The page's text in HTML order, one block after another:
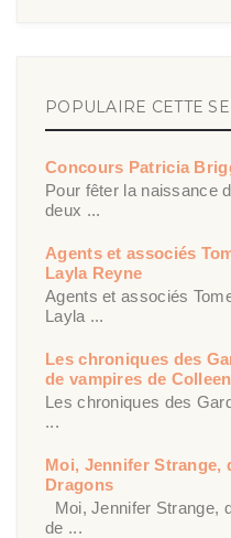
POPULAIRE CETTE
Concours Patricia
Pour fêter la naissance
deux ...
Agents et associés
Layla Reyne
Agents et associés
Layla ...
Les chroniques des
de vampires de
Les chroniques des
...
Moi, Jennifer Strange,
Dragons
Moi, Jennifer Strange,
de ...